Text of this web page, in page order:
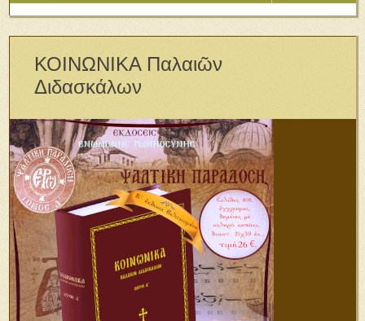
ΚΟΙΝΩΝΙΚΑ Παλαιῶν
Διδασκάλων